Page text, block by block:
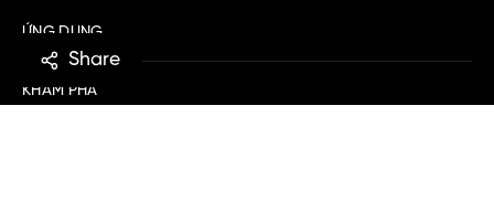
ỨNG DỤNG
KHÁM PHÁ
Share